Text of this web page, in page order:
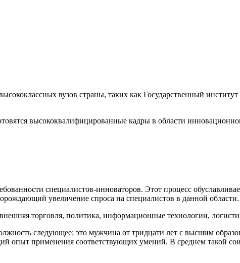
вузов страны, таких как Государственный
высококвалифицированные кадры в области
специалистов-инноваторов. Этот процесс
увеличение спроса на специалистов в данной области.
торговля, политика, информационные технологии,
следующее: это мужчина от тридцати лет с высшим
применения соответствующих умений. В среднем такой